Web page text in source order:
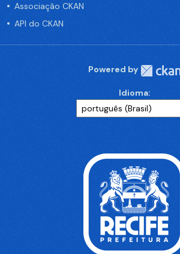
Associação CKAN
API do CKAN
Powered by
Idioma